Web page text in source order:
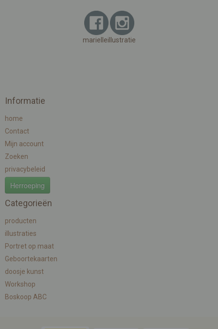
marielleillustratie
Informatie
home
Contact
Mijn account
Zoeken
privacybeleid
Herroeping
Categorieën
producten
illustraties
Portret op maat
Geboortekaarten
doosje kunst
Workshop
Boskoop ABC